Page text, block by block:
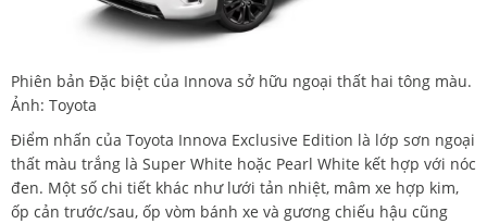
Phiên bản Đặc biệt của Innova sở hữu ngoại thất hai tông màu.
Ảnh: Toyota
Điểm nhấn của Toyota Innova Exclusive Edition là lớp sơn ngoại
thất màu trắng là Super White hoặc Pearl White kết hợp với nóc
đen. Một số chi tiết khác như lưới tản nhiệt, mâm xe hợp kim,
ốp cản trước/sau, ốp vòm bánh xe và gương chiếu hậu cũng